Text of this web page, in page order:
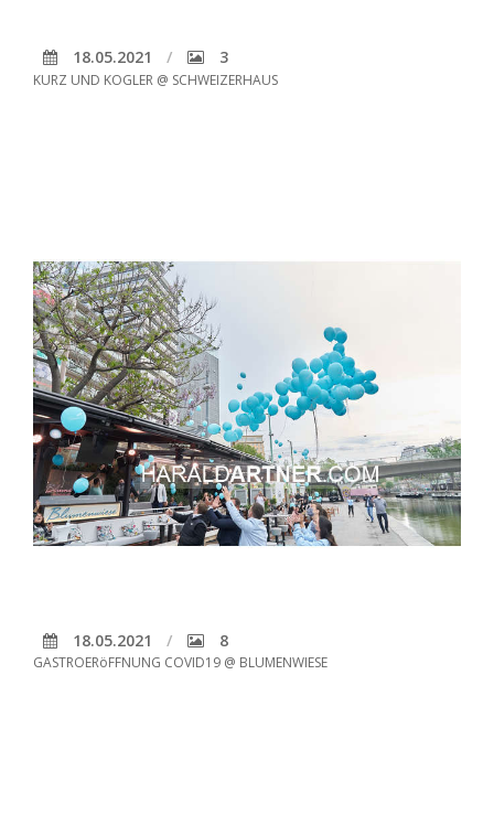
18.05.2021 3
KURZ UND KOGLER @ SCHWEIZERHAUS
18.05.2021 8
GASTROERöFFNUNG COVID19 @ BLUMENWIESE